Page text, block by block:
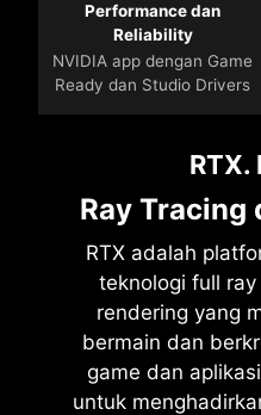
Performance dan
Reliability
NVIDIA app dengan Game
Ready dan Studio Drivers
RTX.
Ray Tracing
RTX adalah
teknologi full
rendering yang
bermain dan
game dan
untuk